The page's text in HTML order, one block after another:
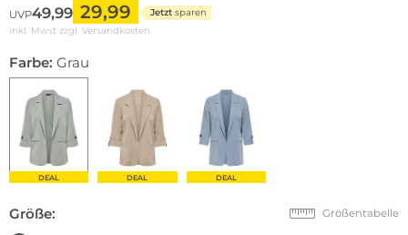
UVP49,99 29,99 Jetzt sparen
inkl. Mwst zzgl. Versandkosten
Farbe: Grau
DEAL DEAL DEAL
Größe: Größentabelle